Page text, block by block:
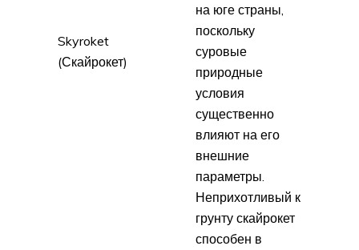
Skyroket
(Скайрокет)
на юге страны,
поскольку
суровые
природные
условия
существенно
влияют на его
внешние
параметры.
Неприхотливый к
грунту скайрокет
способен в